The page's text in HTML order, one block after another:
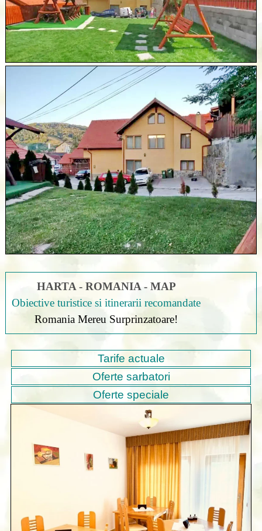
HARTA - ROMANIA - MAP
Obiective turistice si itinerarii recomandate
Romania Mereu Surprinzatoare!
Tarife actuale
Oferte sarbatori
Oferte speciale